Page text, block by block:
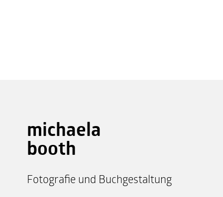
michaela
booth
Fotografie und Buchgestaltung